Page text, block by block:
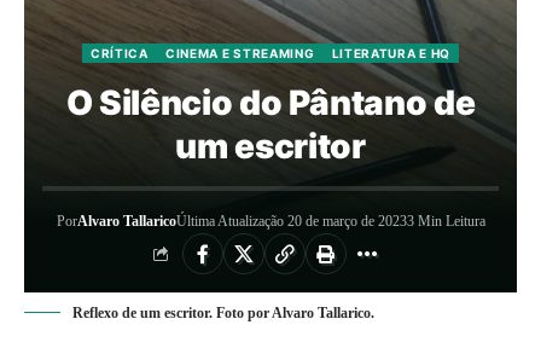
CRÍTICA CINEMA E STREAMING LITERATURA E HQ
O Silêncio do Pântano de
um escritor
PorAlvaro TallaricoÚltima Atualização 20 de março de 20233 Min Leitura
Reflexo de um escritor. Foto por Alvaro Tallarico.